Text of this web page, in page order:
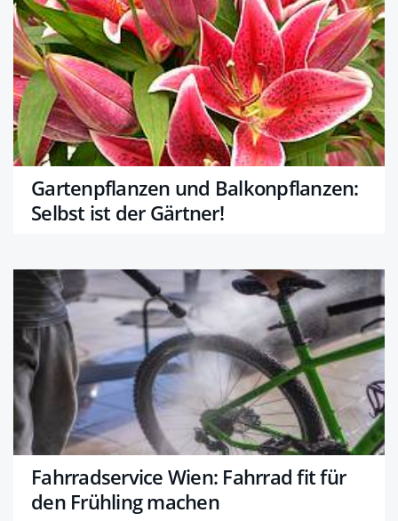
Gartenpflanzen und Balkonpflanzen:
Selbst ist der Gärtner!
Fahrradservice Wien: Fahrrad fit für
den Frühling machen